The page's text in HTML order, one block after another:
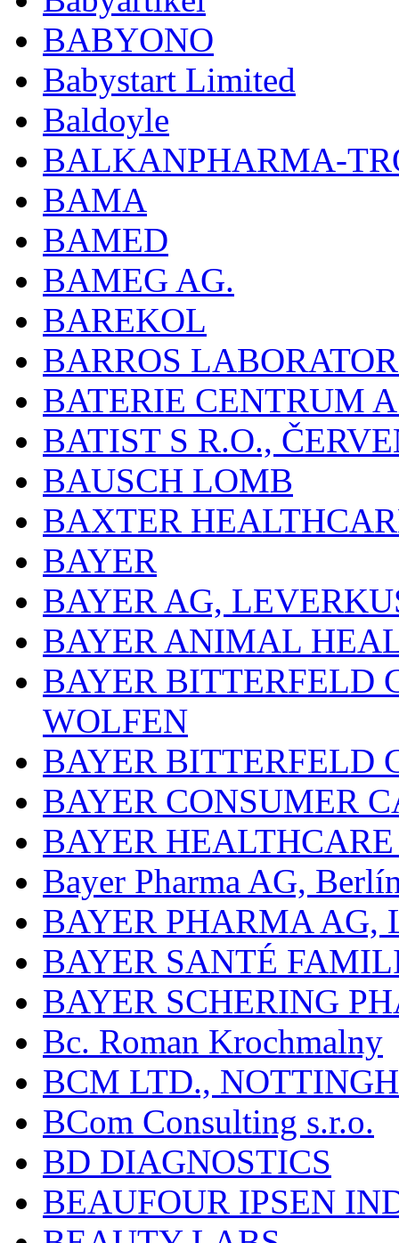
BABYONO
Babystart Limited
Baldoyle
BALKANPHARMA-
BAMA
BAMED
BAMEG AG.
BAREKOL
BARROS
BATERIE CENTRUM
BATIST S R.O.,
BAUSCH LOMB
BAXTER
BAYER
BAYER AG,
BAYER ANIMAL
BAYER BITTERFELD
WOLFEN
BAYER BITTERFELD
BAYER CONSUMER
BAYER
Bayer Pharma AG,
BAYER PHARMA AG,
BAYER SANTÉ
BAYER SCHERING
Bc. Roman Krochmalny
BCM LTD.,
BCom Consulting s.r.o.
BD DIAGNOSTICS
BEAUFOUR IPSEN